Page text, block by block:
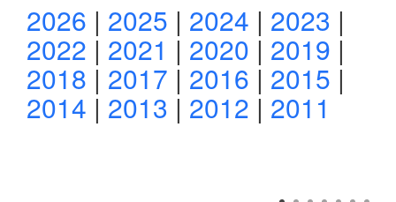
2026 | 2025 | 2024 | 2023 |
2022 | 2021 | 2020 | 2019 |
2018 | 2017 | 2016 | 2015 |
2014 | 2013 | 2012 | 2011